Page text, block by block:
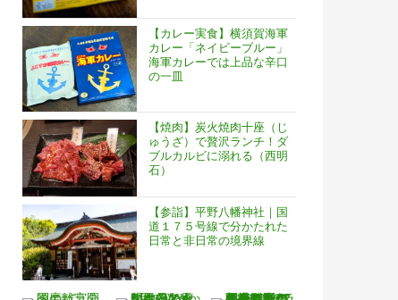
【カレー実食】横須賀海軍
カレー「ネイビーブルー」
海軍カレーでは上品な辛口
の一皿
【焼肉】炭火焼肉十座（じ
ゅうざ）で贅沢ランチ！ダ
ブルカルビに溺れる（西明
石）
【参詣】平野八幡神社｜国
道１７５号線で分かたれた
日常と非日常の境界線